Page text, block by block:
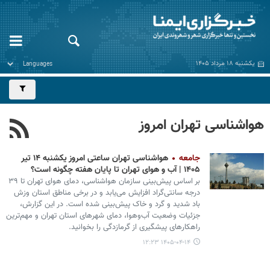
یکشنبه ۱۸ مرداد ۱۴۰۵
هواشناسی تهران امروز
جامعه
هواشناسی تهران ساعتی امروز یکشنبه ۱۴ تیر
۱۴۰۵ | آب و هوای تهران تا پایان هفته چگونه است؟
بر اساس پیش‌بینی سازمان هواشناسی، دمای هوای تهران تا ۳۹
درجه سانتی‌گراد افزایش می‌یابد و در برخی مناطق استان وزش
باد شدید و گرد و خاک پیش‌بینی شده است. در این گزارش،
جزئیات وضعیت آب‌وهوا، دمای شهرهای استان تهران و مهم‌ترین
راهکارهای پیشگیری از گرمازدگی را بخوانید.
۱۴۰۵-۰۴-۱۴ ۱۲:۲۳